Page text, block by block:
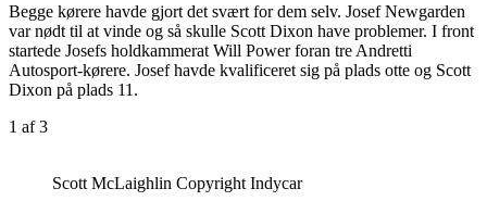
Begge kørere havde gjort det svært for dem selv. Josef Newgarden
var nødt til at vinde og så skulle Scott Dixon have problemer. I front
startede Josefs holdkammerat Will Power foran tre Andretti
Autosport-kørere. Josef havde kvalificeret sig på plads otte og Scott
Dixon på plads 11.
1 af 3
Scott McLaighlin Copyright Indycar